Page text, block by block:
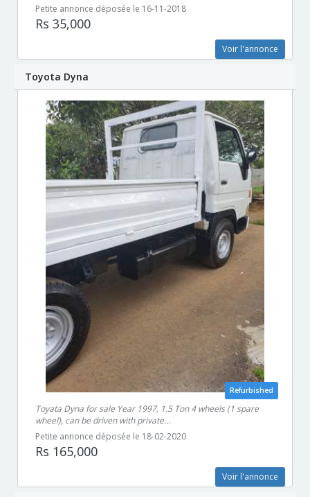
Petite annonce déposée le 16-11-2018
Rs 35,000
Voir l'annonce
Toyota Dyna
Refurbished
Toyata Dyna for sale Year 1997, 1.5 Ton 4 wheels (1 spare
wheel), can be driven with private...
Petite annonce déposée le 18-02-2020
Rs 165,000
Voir l'annonce